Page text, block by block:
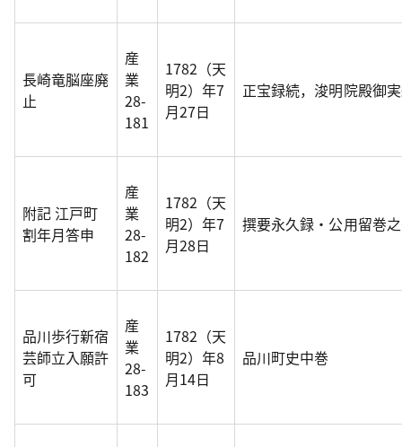
長崎竜脳座廃
止
産
業
28-
181
1782（天
明2）年7
月27日
正宝録続，浚明院殿御
附記 江戸町
割年月答申
産
業
28-
182
1782（天
明2）年7
月28日
撰要永久録・公用留巻
品川歩行新宿
芸師立入願許
可
産
業
28-
183
1782（天
明2）年8
月14日
品川町史中巻